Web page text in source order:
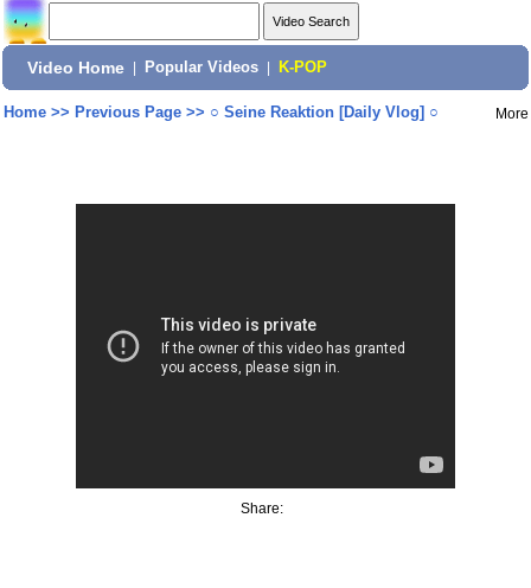
Video Home Popular Videos K-POP
Home>> Previous Page>> ○ Seine Reaktion [Daily Vlog] ○ More
Share: